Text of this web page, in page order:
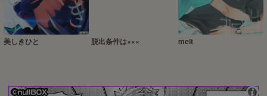
美しきひと 脱出条件は××× melt